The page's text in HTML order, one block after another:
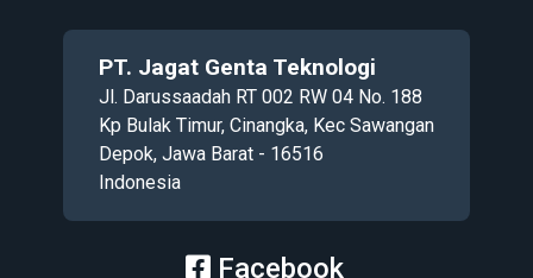
PT. Jagat Genta Teknologi
Jl. Darussaadah RT 002 RW 04 No. 188
Kp Bulak Timur, Cinangka, Kec Sawangan
Depok, Jawa Barat - 16516
Indonesia
Facebook